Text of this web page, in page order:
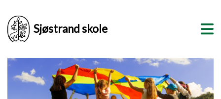
Sjøstrand skole